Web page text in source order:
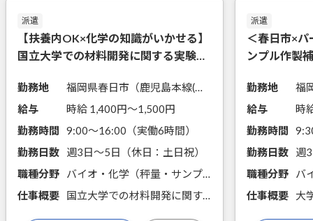
派遣
【扶養内OK×化学の知識がいかせる】
国立大学での材料開発に関する実験補
勤務地
福岡県春日市（鹿児島本線(門司港－八代)大野城駅から徒歩5分）
給与
時給 1,400円〜1,500円
勤務時間
9:00～16:00（実働6時間）
勤務日数
週3日～5日（休日：土日祝）
職種分野
バイオ・化学（秤量・サンプリング・分注、前処理・試薬調製、顕微鏡観察、物性測定）
仕事概要
国立大学での材料開発に関する実験補助業務です。＜週3，4日／家庭やプライベートと両立しやすい＞
派遣
＜春日市×
ンプル作製
勤務地
給与
時
勤務時間
勤務日数
週
職種分野
仕事概要